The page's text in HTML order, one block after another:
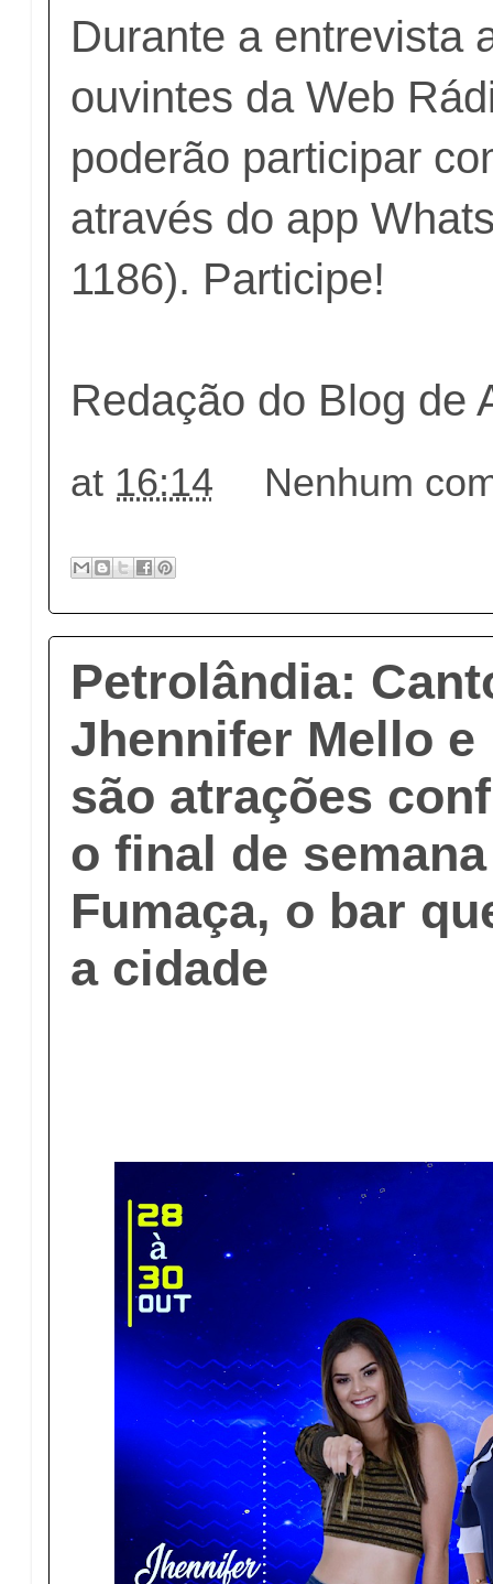
Durante a entrevista
ouvintes da Web
poderão participar
através do app
1186). Participe!
Redação do Blog de
at 16:14 Nenhum
Petrolândia:
Jhennifer Mello e
são atrações
o final de
Fumaça, o bar
a cidade